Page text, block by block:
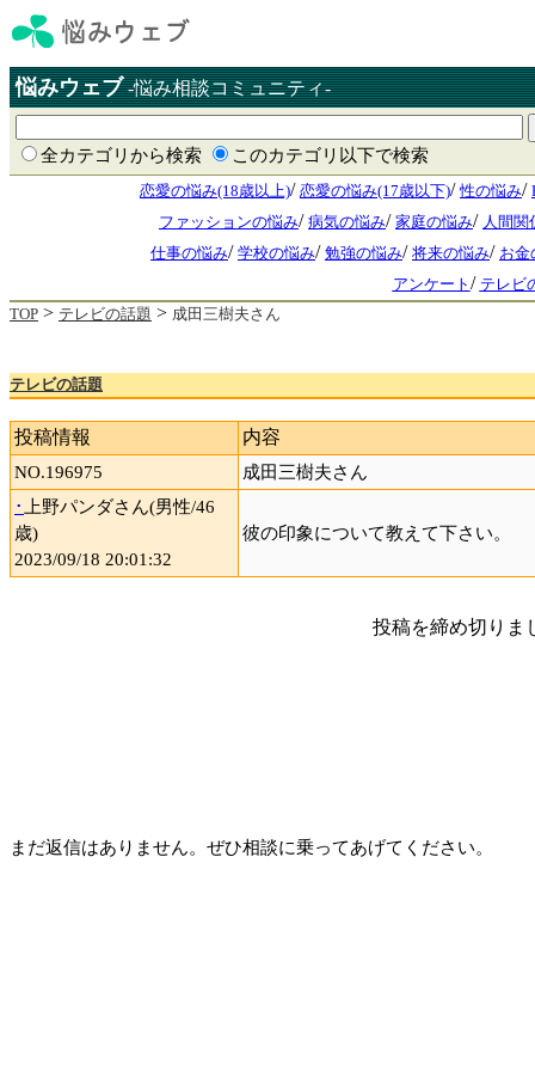
悩みウェブ -悩み相談コミュニティ-
全カテゴリから検索 このカテゴリ以下で検索
恋愛の悩み(18歳以上)/ 恋愛の悩み(17歳以下)/性の悩み/
ファッションの悩み/ 病気の悩み/ 家庭の悩み/ 人間関
仕事の悩み/ 学校の悩み/ 勉強の悩み/ 将来の悩み/ お金
アンケート / テレビ
TOP > テレビの話題 > 成田三樹夫さん
テレビの話題
投稿情報 内容
NO.196975
成田三樹夫さん
･
上野パンダさん(男性/46
歳)
2023/09/18 20:01:32
彼の印象について教えて下さい。
投稿を締め切りま
まだ返信はありません。ぜひ相談に乗ってあげてください。